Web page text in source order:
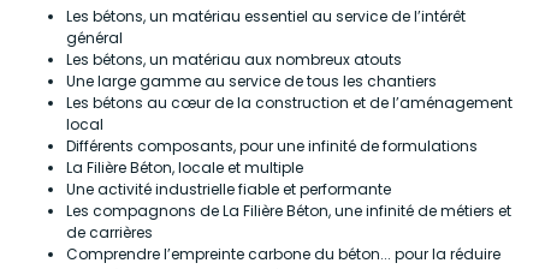
Les bétons, un matériau essentiel au service de l’intérêt
général
Les bétons, un matériau aux nombreux atouts
Une large gamme au service de tous les chantiers
Les bétons au cœur de la construction et de l’aménagement
local
Différents composants, pour une infinité de formulations
La Filière Béton, locale et multiple
Une activité industrielle fiable et performante
Les compagnons de La Filière Béton, une infinité de métiers et
de carrières
Comprendre l’empreinte carbone du béton... pour la réduire